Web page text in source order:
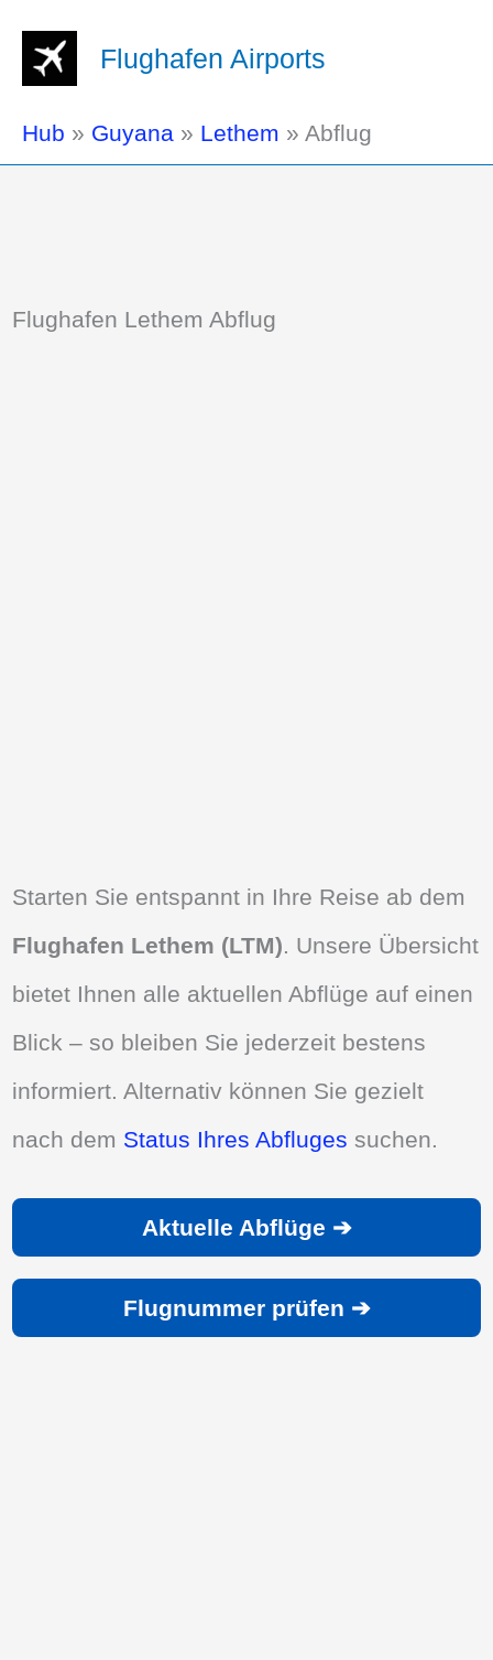
Flughafen Airports
Hub » Guyana » Lethem » Abflug
Flughafen Lethem Abflug
Starten Sie entspannt in Ihre Reise ab dem
Flughafen Lethem (LTM) . Unsere Übersicht
bietet Ihnen alle aktuellen Abflüge auf einen
Blick – so bleiben Sie jederzeit bestens
informiert. Alternativ können Sie gezielt
nach dem Status Ihres Abfluges suchen.
Aktuelle Abflüge ➔
Flugnummer prüfen ➔